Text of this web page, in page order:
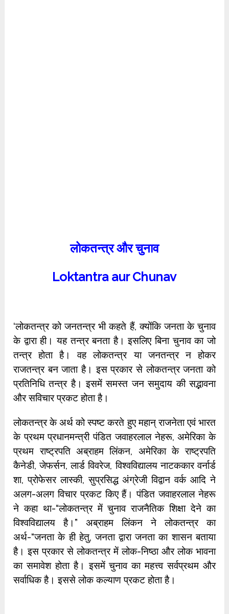
लोकतन्त्र और चुनाव
Loktantra aur Chunav
‘लोकतन्त्र को जनतन्त्र भी कहते हैं, क्योंकि जनता के चुनाव
के द्वारा ही। यह तन्त्र बनता है। इसलिए बिना चुनाव का जो
तन्त्र होता है। वह लोकतन्त्र या जनतन्त्र न होकर
राजतन्त्र बन जाता है। इस प्रकार से लोकतन्त्र जनता को
प्रतिनिधि तन्त्र है। इसमें समस्त जन समुदाय की सद्भावना
और सविचार प्रकट होता है।
लोकतन्त्र के अर्थ को स्पष्ट करते हुए महान् राजनेता एवं भारत
के प्रथम प्रधानमन्त्री पंडित जवाहरलाल नेहरू, अमेरिका के
प्रथम राष्ट्रपति अब्राहम लिंकन, अमेरिका के राष्ट्रपति
कैनेडी, जेफर्सन, लार्ड विवरेज, विश्वविद्यालय नाटककार वर्नार्ड
शा, प्रोफेसर लास्की, सुप्रसिद्ध अंग्रेजी विद्वान वर्क आदि ने
अलग-अलग विचार प्रकट किए हैं। पंडित जवाहरलाल नेहरू
ने कहा था-“लोकतन्त्र में चुनाव राजनैतिक शिक्षा देने का
विश्वविद्यालय है।” अब्राहम लिंकन ने लोकतन्त्र का
अर्थ-“जनता के ही हेतु, जनता द्वारा जनता का शासन बताया
है। इस प्रकार से लोकतन्त्र में लोक-निष्ठा और लोक भावना
का समावेश होता है। इसमें चुनाव का महत्त्व सर्वप्रथम और
सर्वाधिक है। इससे लोक कल्याण प्रकट होता है।